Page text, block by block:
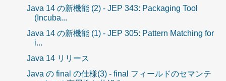
Java 14 の新機能 (2) - JEP 343: Packaging Tool
(Incuba...
Java 14 の新機能 (1) - JEP 305: Pattern Matching for
i...
Java 14 リリース
Java の final の仕様(3) - final フィールドのセマンテ